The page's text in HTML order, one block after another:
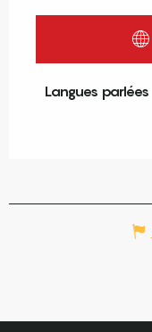
Langues parlées
Langues parlées